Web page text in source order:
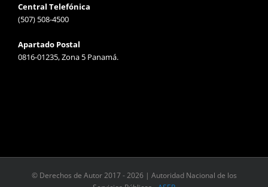
Central Telefónica
(507) 508-4500
Apartado Postal
0816-01235, Zona 5 Panamá.
© Derechos de Autor 2017 -2026 | Autoridad Nacional de los